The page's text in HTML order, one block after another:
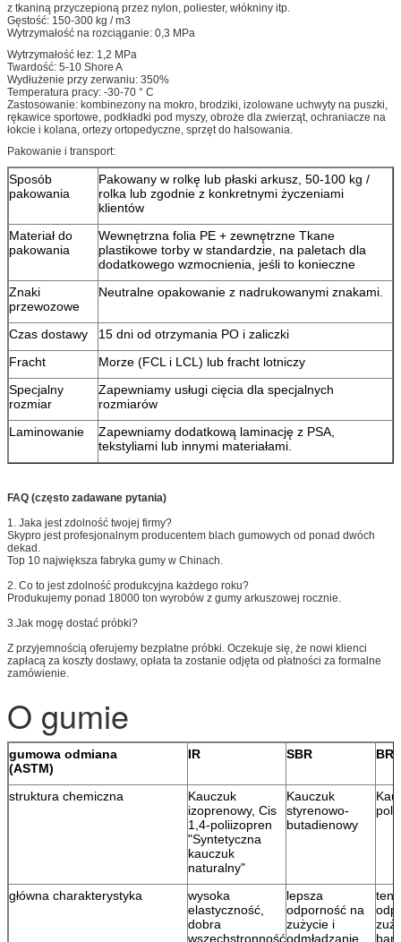
z tkaniną przyczepioną przez nylon, poliester, włókniny itp.
Gęstość: 150-300 kg / m3
Wytrzymałość na rozciąganie: 0,3 MPa
Wytrzymałość łez: 1,2 MPa
Twardość: 5-10 Shore A
Wydłużenie przy zerwaniu: 350%
Temperatura pracy: -30-70 ° C
Zastosowanie: kombinezony na mokro, brodziki, izolowane uchwyty na puszki,
rękawice sportowe, podkładki pod myszy, obroże dla zwierząt, ochraniacze na
łokcie i kolana, ortezy ortopedyczne, sprzęt do halsowania.
Pakowanie i transport:
Sposób
pakowania
Pakowany w rolkę lub płaski arkusz, 50-100 kg /
rolka lub zgodnie z konkretnymi życzeniami
klientów
Materiał do
pakowania
Wewnętrzna folia PE + zewnętrzne Tkane
plastikowe torby w standardzie, na paletach dla
dodatkowego wzmocnienia, jeśli to konieczne
Znaki
przewozowe
Neutralne opakowanie z nadrukowanymi znakami.
Czas dostawy
15 dni od otrzymania PO i zaliczki
Fracht
Morze (FCL i LCL) lub fracht lotniczy
Specjalny
rozmiar
Zapewniamy usługi cięcia dla specjalnych
rozmiarów
Laminowanie
Zapewniamy dodatkową laminację z PSA,
tekstyliami lub innymi materiałami.
FAQ (często zadawane pytania)
1. Jaka jest zdolność twojej firmy?
Skypro jest profesjonalnym producentem blach gumowych od ponad dwóch
dekad.
Top 10 największa fabryka gumy w Chinach.
2. Co to jest zdolność produkcyjna każdego roku?
Produkujemy ponad 18000 ton wyrobów z gumy arkuszowej rocznie.
3.Jak mogę dostać próbki?
Z przyjemnością oferujemy bezpłatne próbki. Oczekuje się, że nowi klienci
zapłacą za koszty dostawy, opłata ta zostanie odjęta od płatności za formalne
zamówienie.
O gumie
gumowa odmiana
(ASTM)
IR SBR BR
struktura chemiczna
Kauczuk
izoprenowy, Cis
1,4-poliizopren
"Syntetyczna
kauczuk
naturalny"
Kauczuk
styrenowo-
butadienowy
główna charakterystyka
wysoka
elastyczność,
dobra
wszechstronność
lepsza
odporność na
zużycie i
odmładzanie
ten